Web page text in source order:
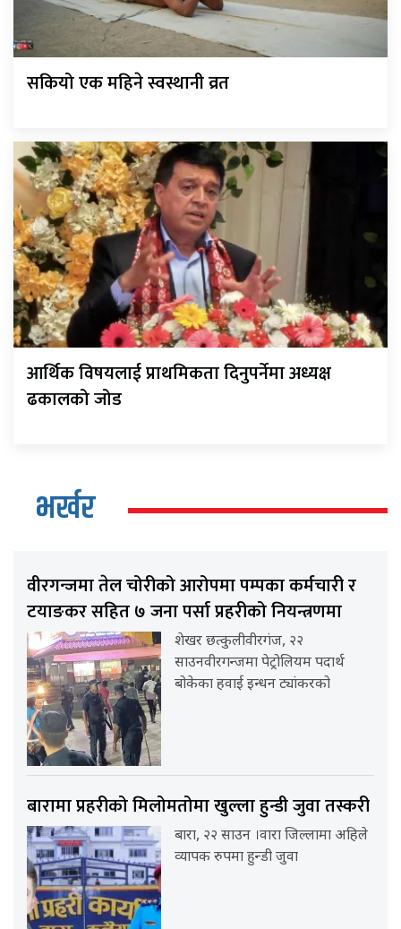
सकियो एक महिने स्वस्थानी व्रत
आर्थिक विषयलाई प्राथमिकता दिनुपर्नेमा अध्यक्ष
ढकालको जोड
भर्खर
वीरगन्जमा तेल चोरीको आरोपमा पम्पका कर्मचारी र
टयाङकर सहित ७ जना पर्सा प्रहरीको नियन्त्रणमा
शेखर छत्कुलीवीरगंज, २२
साउनवीरगन्जमा पेट्रोलियम पदार्थ
बोकेका हवाई इन्धन ट्यांकरको
बारामा प्रहरीको मिलोमतोमा खुल्ला हुन्डी जुवा तस्करी
बारा, २२ साउन ।वारा जिल्लामा अहिले
व्यापक रुपमा हुन्डी जुवा